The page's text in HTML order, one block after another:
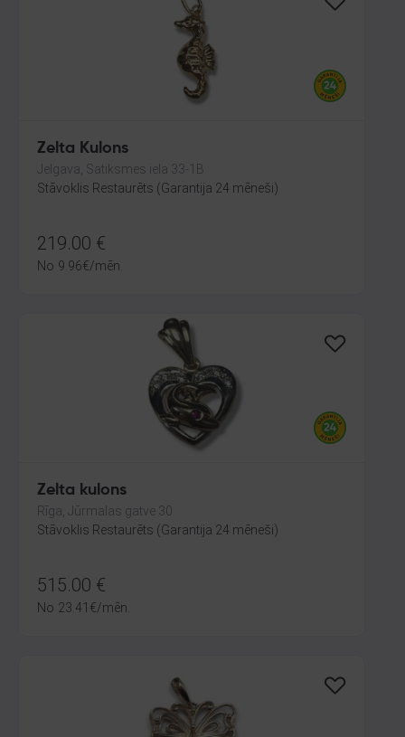
Zelta Kulons
Jelgava, Satiksmes iela 33-1B
Stāvoklis Restaurēts (Garantija 24 mēneši)
219.00 €
No 9.96€/mēn.
Zelta kulons
Rīga, Jūrmalas gatve 30
Stāvoklis Restaurēts (Garantija 24 mēneši)
515.00 €
No 23.41 €/mēn.